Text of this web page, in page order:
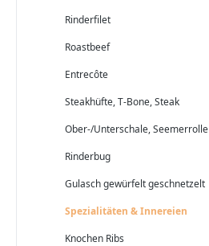
Rinderfilet
Roastbeef
Entrecôte
Steakhüfte, T-Bone, Steak
Ober-/Unterschale, Seemerrolle
Rinderbug
Gulasch gewürfelt geschnetzelt
Spezialitäten & Innereien
Knochen Ribs